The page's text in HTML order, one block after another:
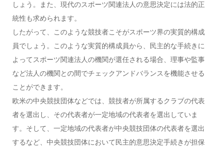
しょう。また、現代のスポーツ関連法人の意思決定には法的正
統性も求められます。
したがって、このような競技者こそがスポーツ界の実質的構成
員でしょう。このような実質的構成員から、民主的な手続きに
よってスポーツ関連法人の機関が選任される場合、理事や監事
など法人の機関との間でチェックアンドバランスを機能させる
ことができます。
欧米の中央競技団体などでは、競技者が所属するクラブの代表
者を選出し、その代表者が一定地域の代表者を選出していま
す。そして、一定地域の代表者が中央競技団体の代表者を選出
するなど、中央競技団体において民主的意思決定手続きが担保